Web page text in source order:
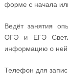
форме с начала
Ведёт занятия
ОГЭ и ЕГЭ
информацию о ней
Телефон для